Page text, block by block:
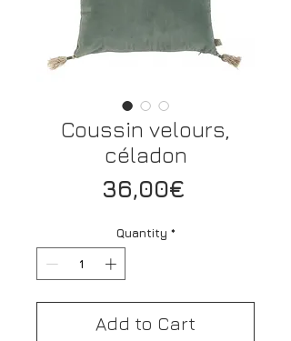
Coussin velours,
céladon
36,00€
Quantity *
Add to Cart